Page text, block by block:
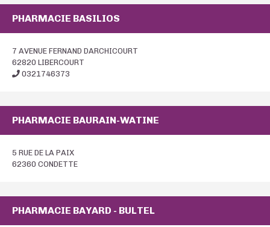
PHARMACIE BASILIOS
7 AVENUE FERNAND DARCHICOURT
62820 LIBERCOURT
0321746373
PHARMACIE BAURAIN-WATINE
5 RUE DE LA PAIX
62360 CONDETTE
PHARMACIE BAYARD - BULTEL